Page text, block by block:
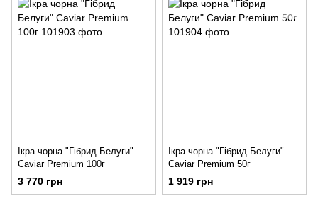
Ікра чорна "Гібрид Белуги"
Caviar Premium 100г
3 770 грн
Ікра чорна "Гібрид Белуги"
Caviar Premium 50г
1 919 грн